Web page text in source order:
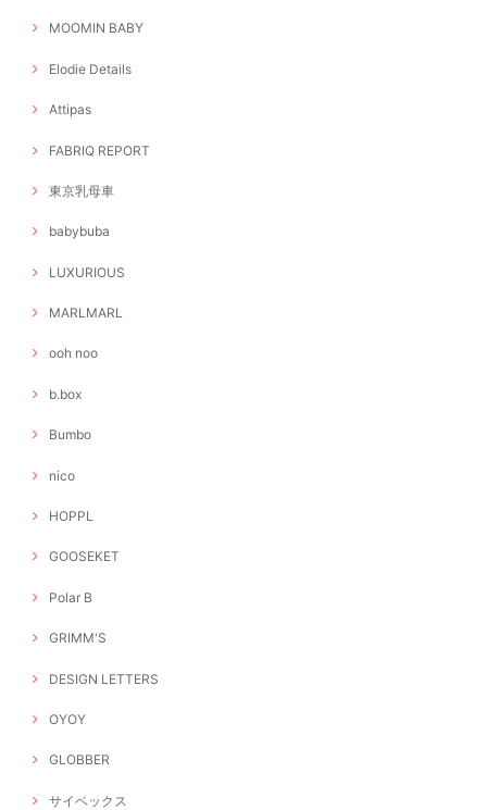
MOOMIN BABY
Elodie Details
Attipas
FABRIQ REPORT
東京乳母車
babybuba
LUXURIOUS
MARLMARL
ooh noo
b.box
Bumbo
nico
HOPPL
GOOSEKET
Polar B
GRIMM'S
DESIGN LETTERS
OYOY
GLOBBER
サイベックス